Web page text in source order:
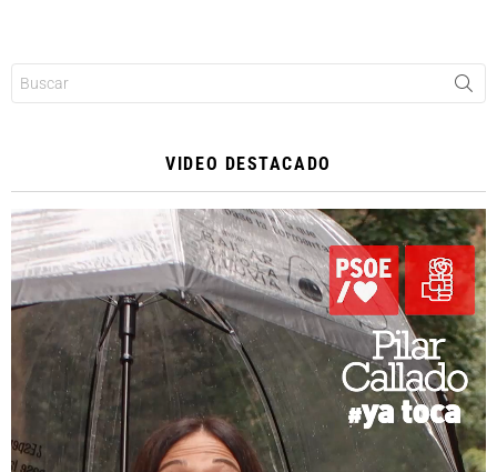
VIDEO DESTACADO
Reproductor
de
vídeo